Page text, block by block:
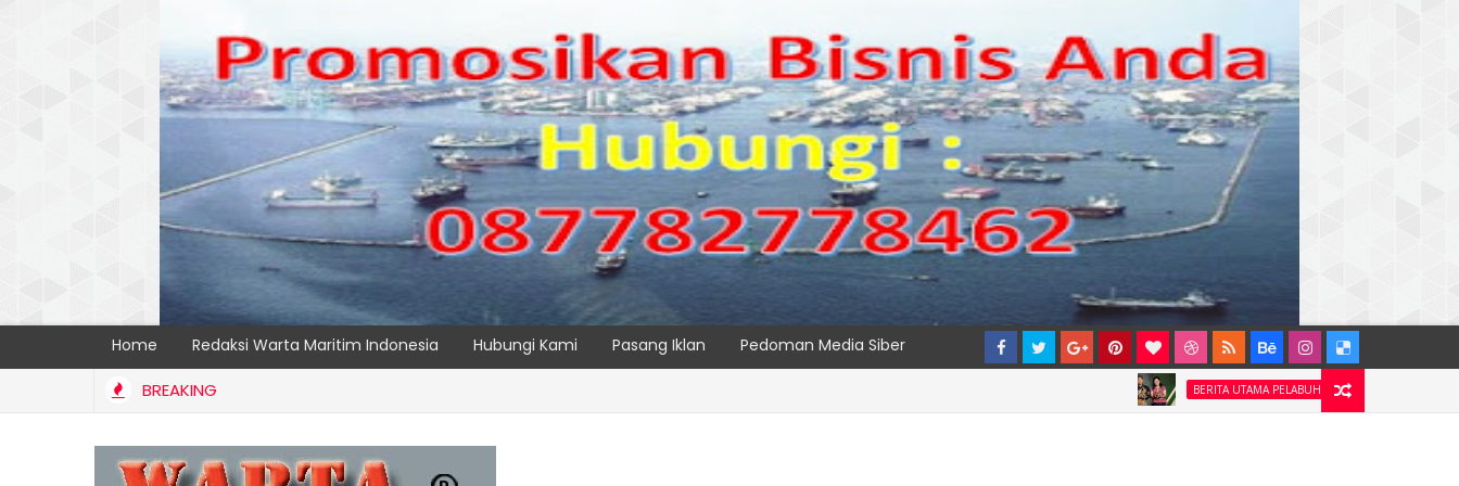
Home Redaksi Warta Maritim Indonesia Hubungi Kami Pasang Iklan Pedoman Media Siber
BREAKING BERITA UTAMA PELABUHAN DORONG KEMANDIRIAN